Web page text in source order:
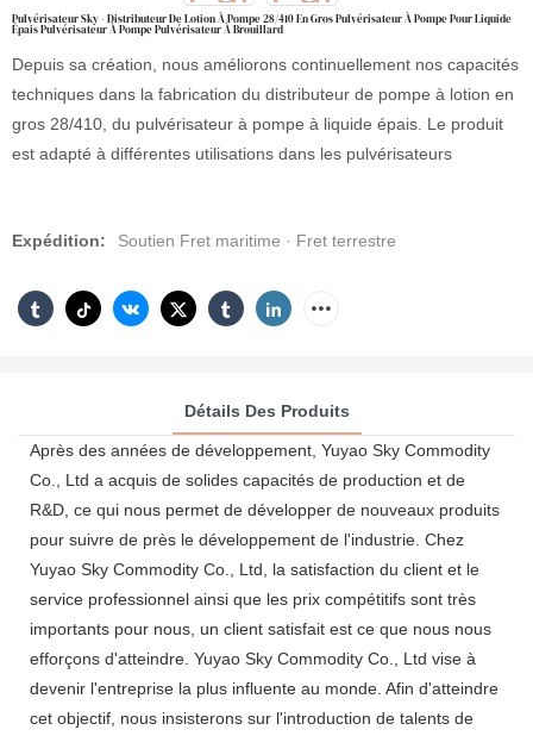
Pulvérisateur Sky - Distributeur De Lotion À Pompe 28/410 En Gros Pulvérisateur À Pompe Pour Liquide
Épais Pulvérisateur À Pompe Pulvérisateur À Brouillard
Depuis sa création, nous améliorons continuellement nos capacités
techniques dans la fabrication du distributeur de pompe à lotion en
gros 28/410, du pulvérisateur à pompe à liquide épais. Le produit
est adapté à différentes utilisations dans les pulvérisateurs
Expédition: Soutien Fret maritime · Fret terrestre
Détails Des Produits
Après des années de développement, Yuyao Sky Commodity
Co., Ltd a acquis de solides capacités de production et de
R&D, ce qui nous permet de développer de nouveaux produits
pour suivre de près le développement de l'industrie. Chez
Yuyao Sky Commodity Co., Ltd, la satisfaction du client et le
service professionnel ainsi que les prix compétitifs sont très
importants pour nous, un client satisfait est ce que nous nous
efforçons d'atteindre. Yuyao Sky Commodity Co., Ltd vise à
devenir l'entreprise la plus influente au monde. Afin d'atteindre
cet objectif, nous insisterons sur l'introduction de talents de